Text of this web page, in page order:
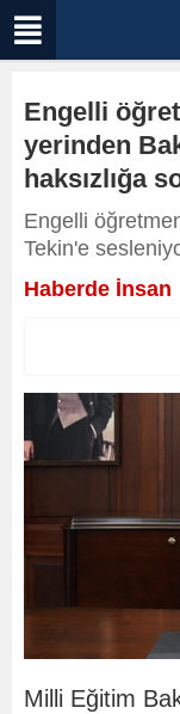
Engelli
yerinden
haksızlığa
Engelli
Tekin'e
Haberde İnsan
Milli Eğitim